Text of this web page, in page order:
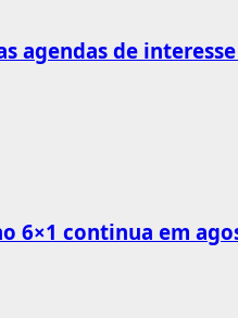
agendas de
6×1 continua em